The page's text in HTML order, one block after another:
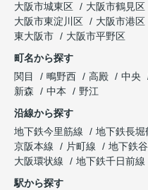
大阪市城東区
大阪市鶴見区
大阪市東淀川区
大阪市港区
東大阪市
大阪市平野区
町名から探す
関目
鴫野西 高殿 中央
新森
中本
野江
沿線から探す
地下鉄今里筋線
地下鉄長堀
京阪本線
片町線 地下鉄
大阪環状線
地下鉄千日前線
駅から探す